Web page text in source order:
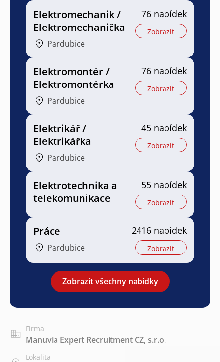
Elektromechanik /
Elektromechanička
Pardubice
76 nabídek
Zobrazit
Elektromontér /
Elektromontérka
Pardubice
76 nabídek
Zobrazit
Elektrikář /
Elektrikářka
Pardubice
45 nabídek
Zobrazit
Elektrotechnika a
telekomunikace
55 nabídek
Zobrazit
Práce
Pardubice
2416 nabídek
Zobrazit
Zobrazit všechny nabídky
Firma
Manuvia Expert Recruitment CZ, s.r.o.
Lokalita